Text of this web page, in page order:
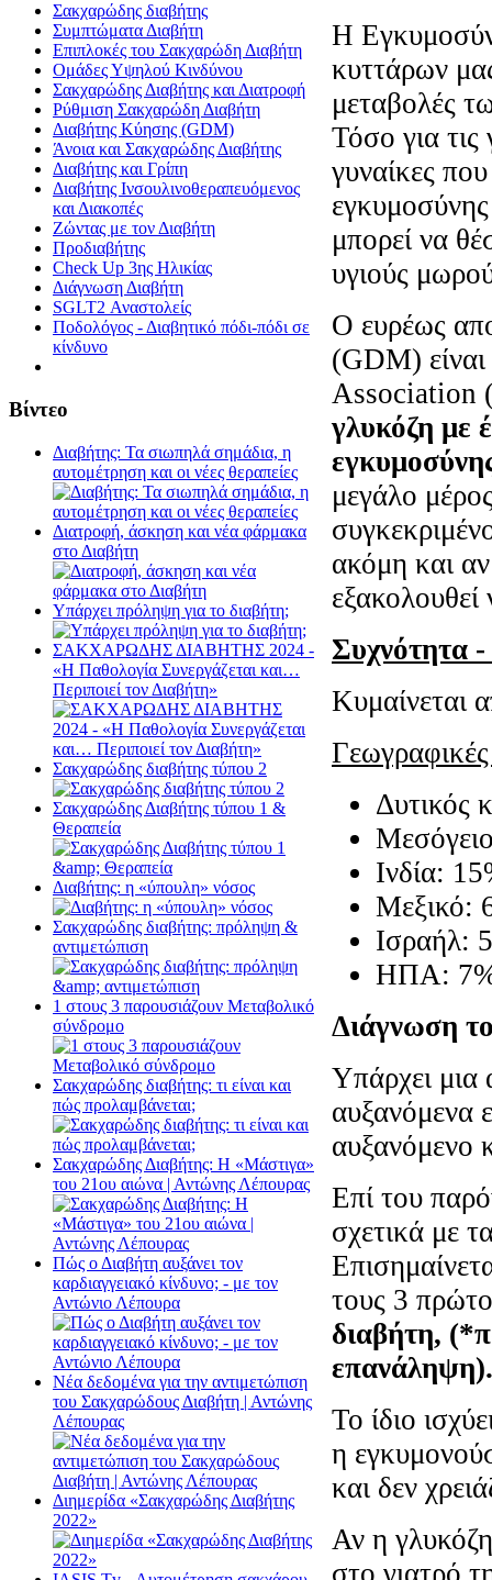
Η
κυττάρων
μεταβολές
Τόσο για τις
γυναίκες
μπορεί να
υγιούς
Ο ευρέως
(GDM)
γλυκόζη με
μεγάλο
ακόμη και
Συχνότητα
Κυμαίνεται
Δυτικός
Ινδία:
Μεξικό:
Ισραήλ:
ΗΠΑ: 7%
Διάγνωση
Υπάρχει μια
αυξανόμενα
αυξανόμενο
Επί του
σχετικά με
τους 3
διαβήτη,
επανάληψη).
Το ίδιο
η
και δεν
Αν η
στο γιατρό
Σακχαρώδης διαβήτης
Συμπτώματα Διαβήτη
Επιπλοκές του Σακχαρώδη Διαβήτη
Oμάδες Υψηλού Κινδύνου
Σακχαρώδης Διαβήτης και Διατροφή
Ρύθμιση Σακχαρώδη Διαβήτη
Διαβήτης Κύησης (GDM)
Άνοια και Σακχαρώδης Διαβήτης
Διαβήτης και Γρίπη
Διαβήτης Ινσουλινοθεραπευόμενος
και Διακοπές
Ζώντας με τον Διαβήτη
Προδιαβήτης
Check Up 3ης Ηλικίας
Διάγνωση Διαβήτη
SGLT2 Αναστολείς
Ποδολόγος - Διαβητικό πόδι-πόδι σε
κίνδυνο
Βίντεο
Διαβήτης: Τα σιωπηλά σημάδια, η
αυτομέτρηση και οι νέες θεραπείες
Διατροφή, άσκηση και νέα φάρμακα
στο Διαβήτη
Υπάρχει πρόληψη για το διαβήτη;
ΣΑΚΧΑΡΩΔΗΣ ΔΙΑΒΗΤΗΣ 2024 -
«Η Παθολογία Συνεργάζεται και…
Περιποιεί τον Διαβήτη»
Σακχαρώδης διαβήτης τύπου 2
Σακχαρώδης Διαβήτης τύπου 1 &
Θεραπεία
Διαβήτης: η «ύπουλη» νόσος
Σακχαρώδης διαβήτης: πρόληψη &
αντιμετώπιση
1 στους 3 παρουσιάζουν Μεταβολικό
σύνδρομο
Σακχαρώδης διαβήτης: τι είναι και
πώς προλαμβάνεται;
Σακχαρώδης Διαβήτης: Η «Μάστιγα»
του 21ου αιώνα | Αντώνης Λέπουρας
Πώς ο Διαβήτη αυξάνει τον
καρδιαγγειακό κίνδυνο; - με τον
Αντώνιο Λέπουρα
Νέα δεδομένα για την αντιμετώπιση
του Σακχαρώδους Διαβήτη | Αντώνης
Λέπουρας
Διημερίδα «Σακχαρώδης Διαβήτης
2022»